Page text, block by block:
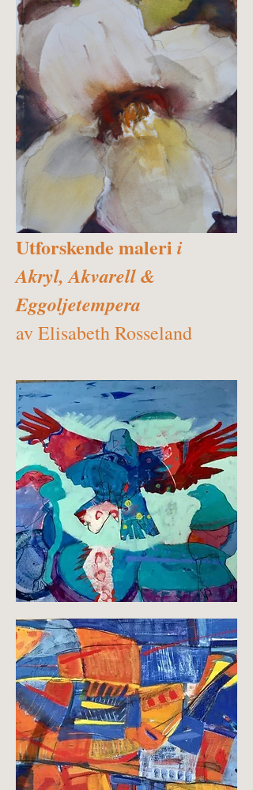
Utforskende maleri i
Akryl, Akvarell &
Eggoljetempera
av Elisabeth Rosseland